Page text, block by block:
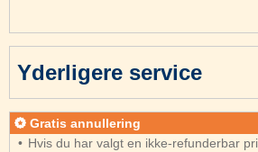
Yderligere service
Gratis annullering
Hvis du har valgt en ikke-refunderbar